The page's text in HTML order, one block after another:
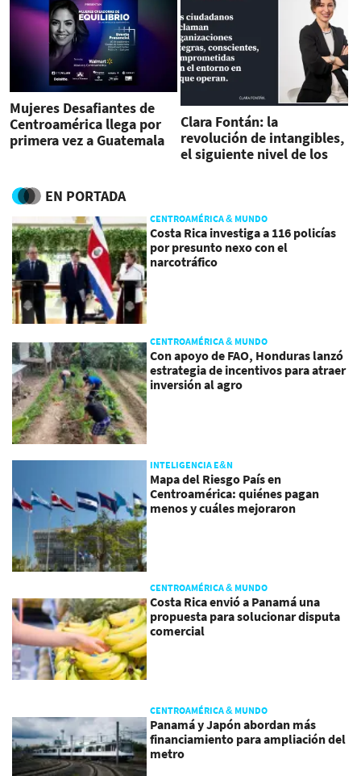
Mujeres Desafiantes de
Centroamérica llega por
primera vez a Guatemala
Exportadoras
Clara Fontán: la
revolución de intangibles,
el siguiente nivel de los
EN PORTADA
CENTROAMÉRICA & MUNDO
Costa Rica investiga a 116 policías
por presunto nexo con el
narcotráfico
CENTROAMÉRICA & MUNDO
Con apoyo de FAO, Honduras lanzó
estrategia de incentivos para atraer
inversión al agro
INTELIGENCIA E&N
Mapa del Riesgo País en
Centroamérica: quiénes pagan
menos y cuáles mejoraron
CENTROAMÉRICA & MUNDO
Costa Rica envió a Panamá una
propuesta para solucionar disputa
comercial
CENTROAMÉRICA & MUNDO
Panamá y Japón abordan más
financiamiento para ampliación del
metro